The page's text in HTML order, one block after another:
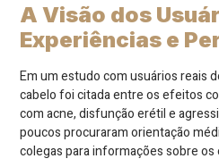
A Visão dos
Experiências e
Em um estudo com usuários reais
cabelo foi citada entre os efeitos
com acne, disfunção erétil e
poucos procuraram orientação
colegas para informações sobre